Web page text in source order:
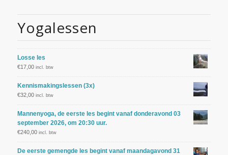
Yogalessen
Losse les
€17,00 incl. btw
Kennismakingslessen (3x)
€32,00 incl. btw
Mannenyoga, de eerste les begint vanaf donderavond 03
september 2026, om 20:30 uur.
€240,00 incl. btw
De eerste gemengde les begint vanaf maandagavond 31